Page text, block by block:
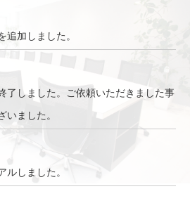
追加しました。
了しました。ご依頼いただきました事
いました。
ルしました。